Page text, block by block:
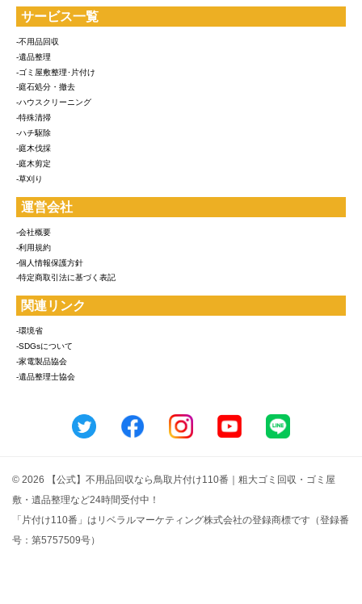
サービス一覧
-不用品回収
-遺品整理
-ゴミ屋敷整理･片付け
-庭石処分・撤去
-ハウスクリーニング
-特殊清掃
-ハチ駆除
-庭木伐採
-庭木剪定
-草刈り
運営会社
-会社概要
-利用規約
-個人情報保護方針
-特定商取引法に基づく表記
関連リンク
-環境省
-SDGsについて
-家電製品協会
-遺品整理士協会
© 2026 【公式】不用品回収なら鳥取片付け110番｜粗大ゴミ回収・ゴミ屋
敷・遺品整理など24時間受付中！
「片付け110番」はリベラルマーケティング株式会社の登録商標です（登録番
号：第5757509号）